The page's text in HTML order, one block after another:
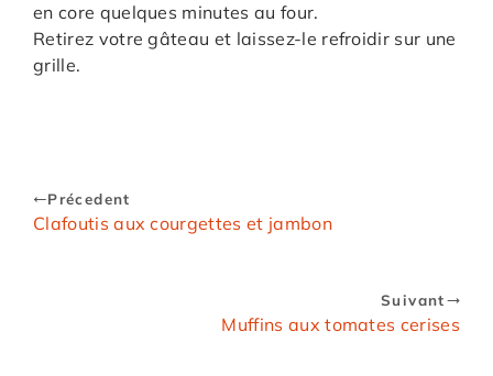
en core quelques minutes au four.
Retirez votre gâteau et laissez-le refroidir sur une
grille.
Précedent
Clafoutis aux courgettes et jambon
Suivant
Muffins aux tomates cerises